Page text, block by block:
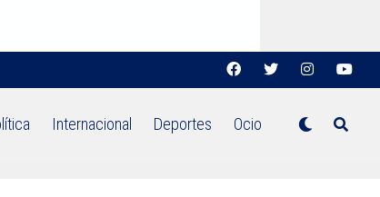
Internacional Deportes Ocio